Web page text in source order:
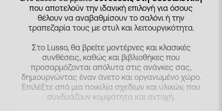
που αποτελούν την ιδανική επιλογή για όσους
θέλουν να αναβαθμίσουν το σαλόνι ή την
τραπεζαρία τους με στυλ και λειτουργικότητα.
Στο Lusso, θα βρείτε μοντέρνες και κλασικές
συνθέσεις, καθώς και βιβλιοθήκες που
προσαρμόζονται απόλυτα στις ανάγκες σας,
δημιουργώντας έναν άνετο και οργανωμένο χώρο.
Επιλέξτε από μια ποικιλία σχεδίων και υλικών, που
συνδυάζουν κομψότητα και αντοχή.